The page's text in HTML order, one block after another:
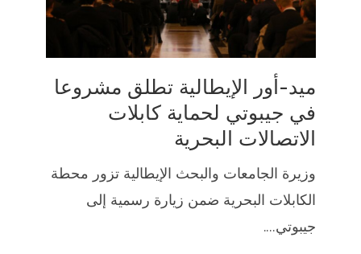
ميد-أور الإيطالية تطلق مشروعا
في جيبوتي لحماية كابلات
الاتصالات البحرية
وزيرة الجامعات والبحث الإيطالية تزور محطة
الكابلات البحرية ضمن زيارة رسمية إلى
جيبوتي....